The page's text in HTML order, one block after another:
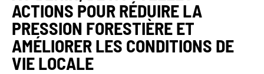
ACTIONS POUR RÉDUIRE LA
PRESSION FORESTIÈRE ET
AMÉLIORER LES CONDITIONS DE
VIE LOCALE